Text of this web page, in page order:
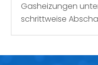
Gasheizungen
schrittweise